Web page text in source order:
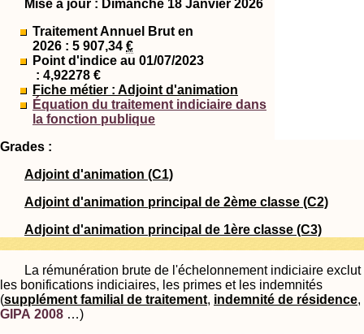
Mise à jour : Dimanche 18 Janvier 2026
Traitement Annuel Brut en
2026 : 5 907,34 €
Point d'indice au 01/07/2023
: 4,92278 €
Fiche métier : Adjoint d'animation
Équation du traitement indiciaire dans
la fonction publique
Grades :
Adjoint d'animation (C1)
Adjoint d'animation principal de 2ème classe (C2)
Adjoint d'animation principal de 1ère classe (C3)
La rémunération brute de l'échelonnement indiciaire exclut
les bonifications indiciaires, les primes et les indemnités
(supplément familial de traitement, indemnité de résidence,
GIPA 2008 …)